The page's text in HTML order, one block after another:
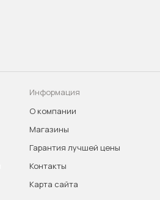
Информация
О компании
Магазины
Гарантия лучшей цены
Контакты
Карта сайта